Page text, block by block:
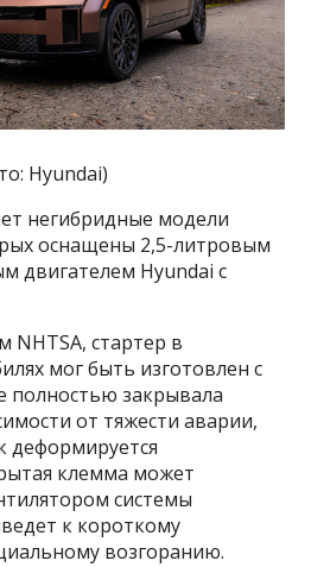
Hyundai)
негибридные модели
оснащены 2,5-литровым
двигателем Hyundai с
NHTSA, стартер в
мог быть изготовлен с
полностью закрывала
от тяжести аварии,
деформируется
клемма может
системы
к короткому
возгоранию.